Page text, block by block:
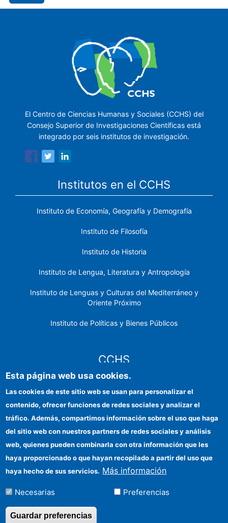
El Centro de Ciencias Humanas y Sociales (CCHS) del
Consejo Superior de Investigaciones Científicas está
integrado por seis institutos de investigación.
Institutos en el CCHS
Instituto de Economía, Geografía y Demografía
Instituto de Filosofía
Instituto de Historia
Instituto de Lengua, Literatura y Antropología
Instituto de Lenguas y Culturas del Mediterráneo y
Oriente Próximo
Instituto de Políticas y Bienes Públicos
CCHS
Identidad institucional
Ayudas FEDER
Organismos financiadores
Contacto
Cómo llegar
Esta página web usa cookies.
Las cookies de este sitio web se usan para personalizar el
contenido, ofrecer funciones de redes sociales y analizar el
tráfico. Además, compartimos información sobre el uso que haga
del sitio web con nuestros partners de redes sociales y análisis
web, quienes pueden combinarla con otra información que les
haya proporcionado o que hayan recopilado a partir del uso que
haya hecho de sus servicios. Más información
Necesarias Preferencias
Guardar preferencias